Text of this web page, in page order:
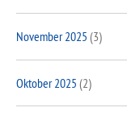
November 2025 (3)
Oktober 2025 (2)